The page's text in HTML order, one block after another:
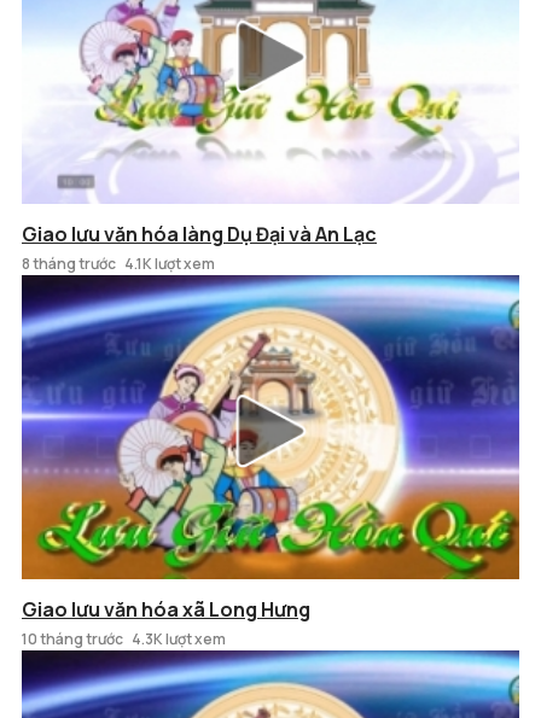
Giao lưu văn hóa làng Dụ Đại và An Lạc
8 tháng trước 4.1K lượt xem
Giao lưu văn hóa xã Long Hưng
10 tháng trước 4.3K lượt xem